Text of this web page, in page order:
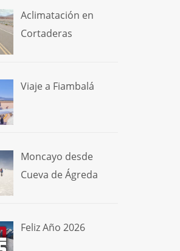
Aclimatación en
Cortaderas
Viaje a Fiambalá
Moncayo desde
Cueva de Ágreda
Feliz Año 2026